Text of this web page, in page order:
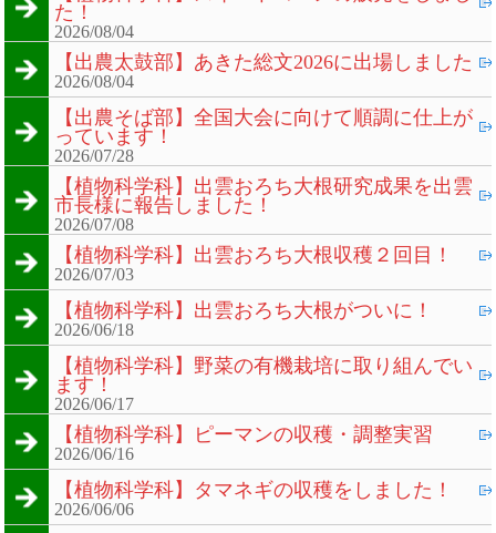
た！
2026/08/04
【出農太鼓部】あきた総文2026に出場しました
2026/08/04
【出農そば部】全国大会に向けて順調に仕上が
っています！
2026/07/28
【植物科学科】出雲おろち大根研究成果を出雲
市長様に報告しました！
2026/07/08
【植物科学科】出雲おろち大根収穫２回目！
2026/07/03
【植物科学科】出雲おろち大根がついに！
2026/06/18
【植物科学科】野菜の有機栽培に取り組んでい
ます！
2026/06/17
【植物科学科】ピーマンの収穫・調整実習
2026/06/16
【植物科学科】タマネギの収穫をしました！
2026/06/06